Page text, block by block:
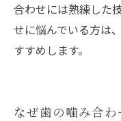
合わせには熟練した
せに悩んでいる方は
すすめします。
なぜ歯の噛み合